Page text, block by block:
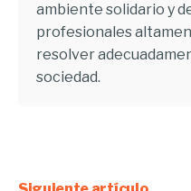
ambiente solidario y
profesionales
resolver
sociedad.